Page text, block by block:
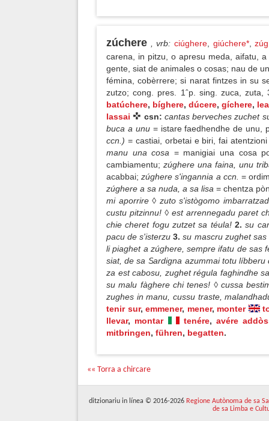
zúchere , vrb: ciúghere giúchere*,
carena, in pitzu, o apresu meda, aifatu,
gente, siat de animales o cosas; nau de
fémina, cobèrrere; si narat fintzes in su
zutzo; cong. pres. 1ˆp. sing. zuca,
batúchere, bíghere, dúcere, gíchere,
lassai
csn: cantas berveches zuchet
buca a unu = istare faedhendhe de unu,
ccn.) = castiai, orbetai e biri, fai
manu una cosa = manigiai una cosa
cambiamentu; zúghere una faina, unu
acabbai; zúghere s'ingannia a ccn.=
zúghere a sa nuda, a sa lisa = chentza
mi aporrire ◊ zuto s'istògomo
custu pitzinnu! ◊ est arrennegadu paret
chie cheret fogu zutzet sa téula! 2.su
pacu de s'isterzu3.su mascru zughet
li piaghet a zúghere, sempre ifatu de sas
siat, de sa Sardigna azummai totu
za est cabosu, zughet régula faghindhe
su malu fàghere chi tenes! ◊ cussa
zughes in manu, cussu traste,
tenir sur, emmener, mener, monter
llevar, montar tenére, avére
mitbringen, führen, begatten.
«« Torra a chircare
ditzionariu in línea © 2016-2026 Regione Autònoma de sa
de sa Limba e